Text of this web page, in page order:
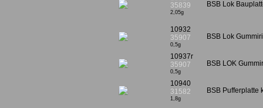
35839
2,05g
BSB Lok
10932
35907
0,5g
BSB Lok
10937r
35907
0,5g
BSB LOK
10940
31582
1,8g
BSB Pufferplatte